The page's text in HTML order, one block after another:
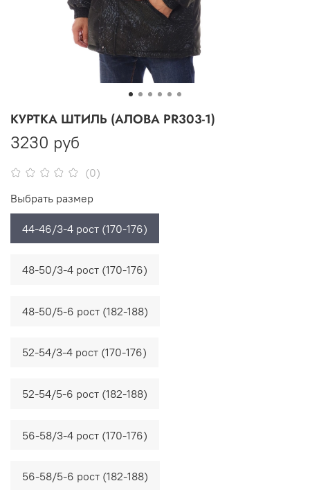
(0)
КУРТКА ШТИЛЬ (АЛОВА PR303-1)
3230 руб
Выбрать размер
44-46/3-4 рост (170-176)
48-50/3-4 рост (170-176)
48-50/5-6 рост (182-188)
52-54/3-4 рост (170-176)
52-54/5-6 рост (182-188)
56-58/3-4 рост (170-176)
56-58/5-6 рост (182-188)